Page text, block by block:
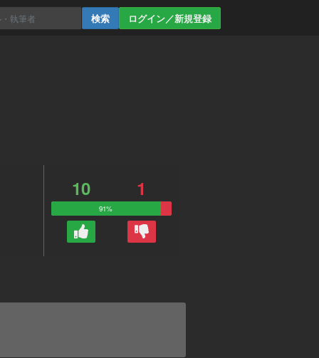
ログイン／新規登録
10 1
91%